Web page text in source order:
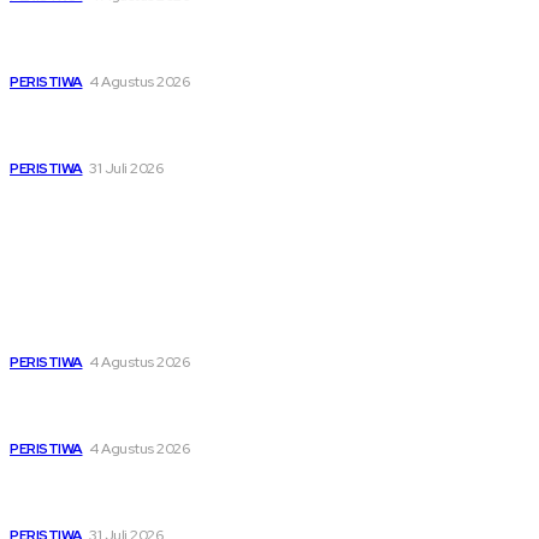
PERISTIWA 4 Agustus 2026
PERISTIWA 31 Juli 2026
PERISTIWA 4 Agustus 2026
PERISTIWA 4 Agustus 2026